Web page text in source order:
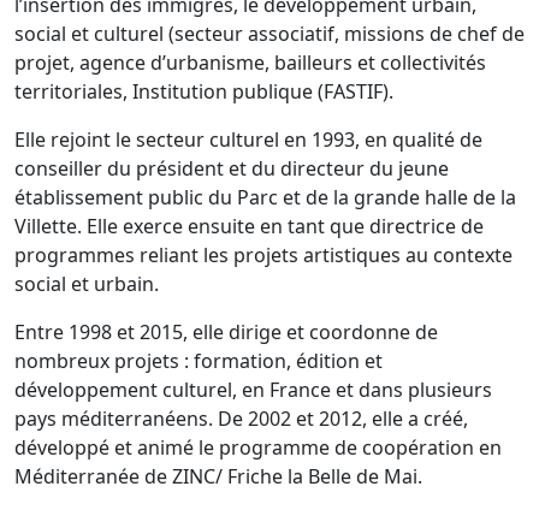
social et culturel (secteur associatif, missions de chef de
projet, agence d’urbanisme, bailleurs et collectivités
territoriales, Institution publique (FASTIF).
Elle rejoint le secteur culturel en 1993, en qualité de
conseiller du président et du directeur du jeune
établissement public du Parc et de la grande halle de la
Villette. Elle exerce ensuite en tant que directrice de
programmes reliant les projets artistiques au contexte
social et urbain.
Entre 1998 et 2015, elle dirige et coordonne de
nombreux projets : formation, édition et
développement culturel, en France et dans plusieurs
pays méditerranéens. De 2002 et 2012, elle a créé,
développé et animé le programme de coopération en
Méditerranée de ZINC/ Friche la Belle de Mai.